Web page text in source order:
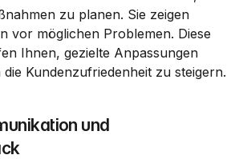
zu planen. Sie zeigen
vor möglichen Problemen. Diese
Ihnen, gezielte Anpassungen
Kundenzufriedenheit zu steigern.
und